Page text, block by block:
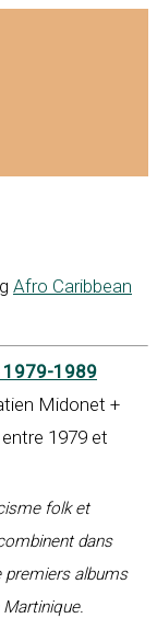
Afro Caribbean
1979-1989
Midonet +
1979 et
folk et
dans
premiers albums